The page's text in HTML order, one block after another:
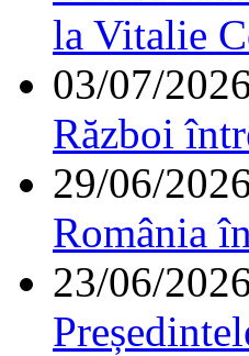
la Vitalie
03/07/
Război
29/06/
România
23/06/